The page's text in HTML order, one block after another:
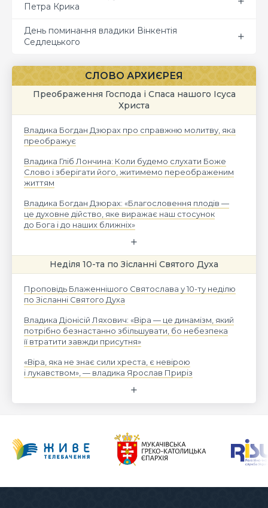
Петра Крика
День поминання владики Вінкентія
Седлецького
СЛОВО АРХИЄРЕЯ
Преображення Господа і Спаса нашого Ісуса
Христа
Владика Богдан Дзюрах про справжню молитву, яка
преображує
Владика Гліб Лончина: Коли будемо слухати Боже
Слово і зберігати його, житимемо переображеним
життям
Владика Богдан Дзюрах: «Благословення плодів —
це духовне дійство, яке виражає наш стосунок
до Бога і до наших ближніх»
Неділя 10-та по Зісланні Святого Духа
Проповідь Блаженнішого Святослава у 10-ту неділю
по Зісланні Святого Духа
Владика Діонісій Ляхович: «Віра — це динамізм, який
потрібно безнастанно збільшувати, бо небезпека
її втратити завжди присутня»
«Віра, яка не знає сили хреста, є невірою
і лукавством», — владика Ярослав Приріз